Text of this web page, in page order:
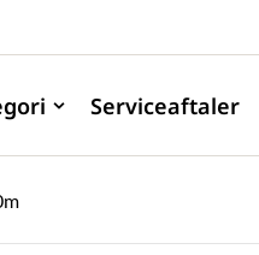
Serviceaftaler